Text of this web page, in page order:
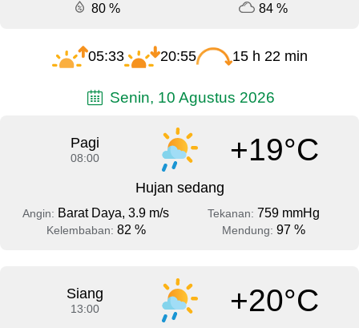
80 %
84 %
05:33 20:55 15 h 22 min
Senin, 10 Agustus 2026
Pagi
08:00 +19°C
Hujan sedang
Angin: Barat Daya, 3.9 m/s Tekanan: 759 mmHg
Kelembaban: 82 % Mendung: 97 %
Siang
13:00 +20°C